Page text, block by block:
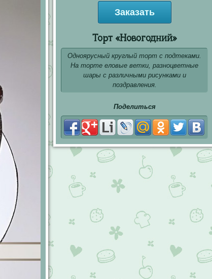
Заказать
Торт «Новогодний»
Одноярусный круглый торт с подтеками.
На торте еловые ветки, разноцветные
шары с различными рисунками и
поздравления.
Поделиться